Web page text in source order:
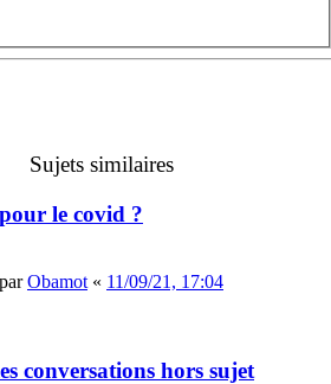
Sujets similaires
le covid ?
Obamot « 11/09/21, 17:04
conversations hors sujet